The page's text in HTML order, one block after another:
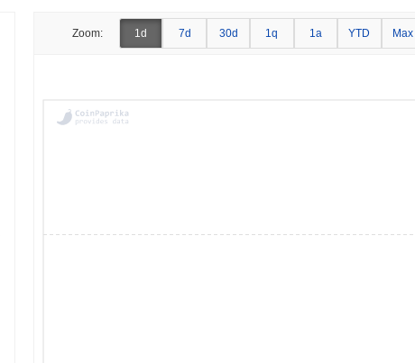
Zoom: 1d 7d 30d 1q 1a YTD Max